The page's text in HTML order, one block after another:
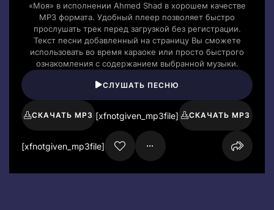
«Моя» в исполнении Ahmed Shad в хорошем качестве
MP3 формата. Удобный плеер позволяет быстро
прослушать трек перед загрузкой без регистрации.
Текст песни добавленный на страницу Вы сможете
использовать во время караоке или просто быстрого
ознакомления с содержанием выбранной музыки.
СЛУШАТЬ ПЕСНЮ
СКАЧАТЬ MP3 [xfnotgiven_mp3file] СКАЧАТЬ MP3
[xfnotgiven_mp3file]